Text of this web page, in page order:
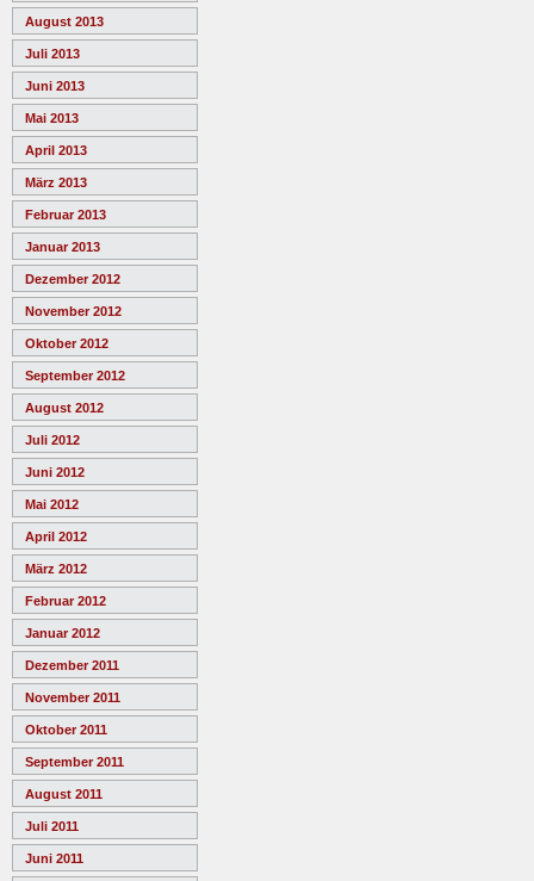
August 2013
Juli 2013
Juni 2013
Mai 2013
April 2013
März 2013
Februar 2013
Januar 2013
Dezember 2012
November 2012
Oktober 2012
September 2012
August 2012
Juli 2012
Juni 2012
Mai 2012
April 2012
März 2012
Februar 2012
Januar 2012
Dezember 2011
November 2011
Oktober 2011
September 2011
August 2011
Juli 2011
Juni 2011